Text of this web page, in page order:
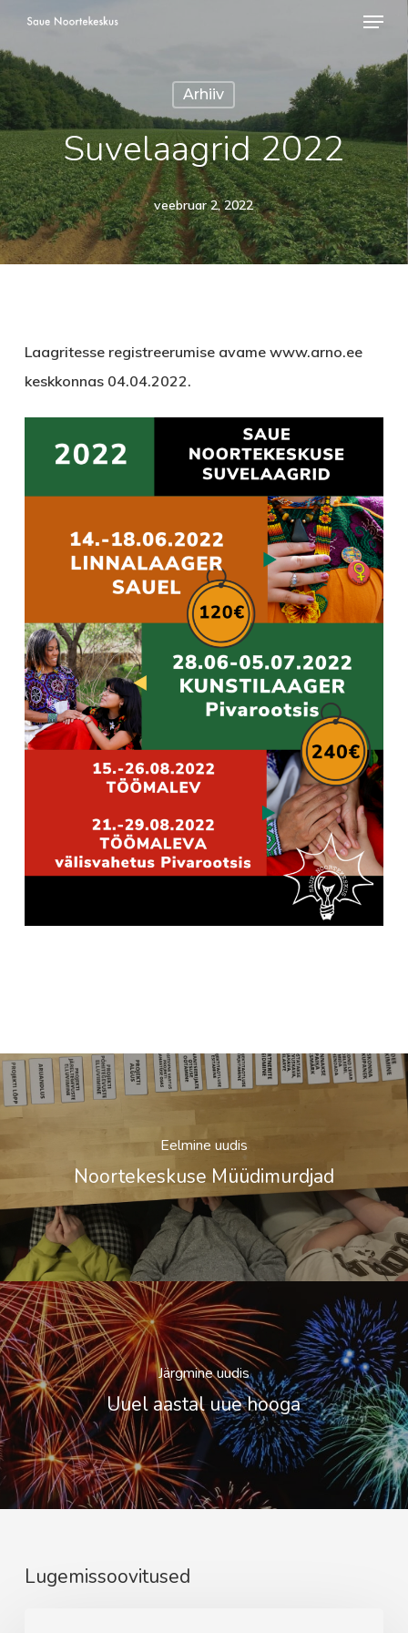
Skip
main
content
Arhiiv
Suvelaagrid 2022
veebruar 2, 2022
Laagritesse registreerumise avame www.arno.ee
keskkonnas 04.04.2022.
Eelmine uudis
Noortekeskuse Müüdimurdjad
Järgmine uudis
Uuel aastal uue hooga
Lugemissoovitused
Close